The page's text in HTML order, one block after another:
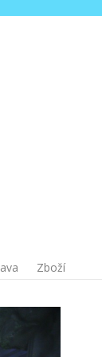
Zboží